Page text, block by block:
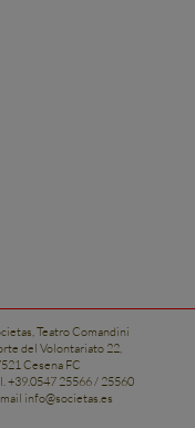
Teatro Comandini
del Volontariato 22,
Cesena FC
+39.0547 25566 / 25560
info@societas.es